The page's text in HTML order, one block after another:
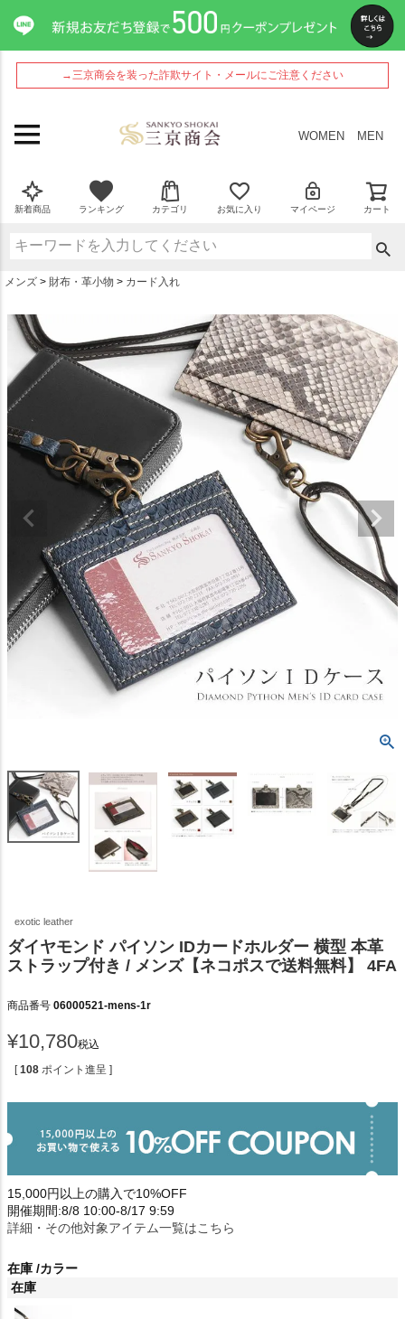
→三京商会を装った詐欺サイト・メールにご注意ください
WOMEN MEN
新着商品 ランキング カテゴリ お気に入り マイページ カート
メンズ 財布・革小物 カード入れ
exotic leather
ダイヤモンド パイソン IDカードホルダー 横型 本革
ストラップ付き / メンズ【ネコポスで送料無料】 4FA
商品番号 06000521-mens-1r
¥10,780税込
[ 108 ポイント進呈 ]
15,000円以上の購入で10%OFF
開催期間:8/8 10:00-8/17 9:59
詳細・その他対象アイテム一覧はこちら
在庫 カラー
在庫
ペー
ジト
ップ
へ